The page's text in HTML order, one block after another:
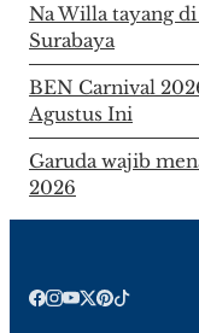
Na Willa tayang
Surabaya
BEN Carnival
Agustus Ini
Garuda wajib
2026